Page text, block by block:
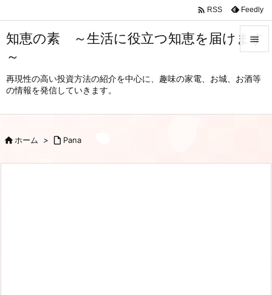
知恵の素 ～生活に役立つ知恵を届けます
～
再現性の高い投資方法の紹介を中心に、趣味の家電、お城、お酒等
の情報を発信していきます。

メニュ
 RSS Feedly
ホーム >  Pana